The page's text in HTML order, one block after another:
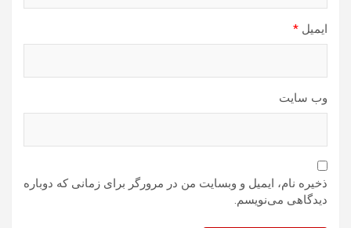
ایمیل *
وب‌ سایت
ذخیره نام، ایمیل و وبسایت من در مرورگر برای زمانی که دوباره
دیدگاهی می‌نویسم.